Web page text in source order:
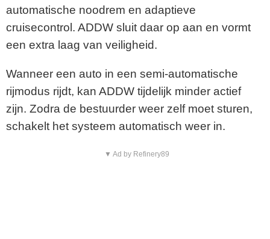
automatische noodrem en adaptieve
cruisecontrol. ADDW sluit daar op aan en vormt
een extra laag van veiligheid.
Wanneer een auto in een semi-automatische
rijmodus rijdt, kan ADDW tijdelijk minder actief
zijn. Zodra de bestuurder weer zelf moet sturen,
schakelt het systeem automatisch weer in.
▼ Ad by Refinery89